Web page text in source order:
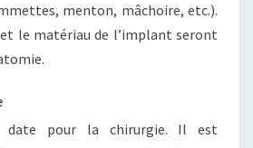
menton, mâchoire, etc.).
le matériau de l’implant seront
date pour la chirurgie. Il est